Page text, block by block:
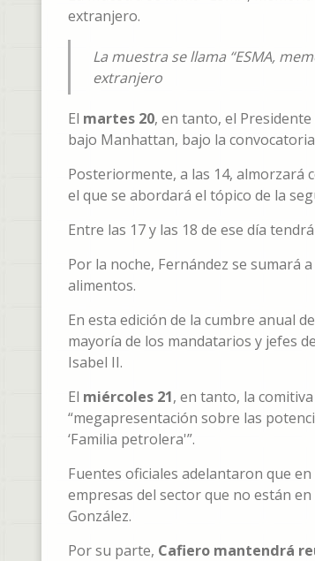
extranjero.
La muestra se llama “ESMA,
extranjero
El martes 20, en tanto, el
bajo Manhattan, bajo la
Posteriormente, a las 14, almorzará
el que se abordará el tópico de la
Entre las 17 y las 18 de ese día
Por la noche, Fernández se sumará
alimentos.
En esta edición de la cumbre anual
mayoría de los mandatarios y jefes
Isabel II.
El miércoles 21, en tanto, la
“megapresentación sobre las
‘Familia petrolera'”.
Fuentes oficiales adelantaron que
empresas del sector que no están
González.
Por su parte, Cafiero mantendrá